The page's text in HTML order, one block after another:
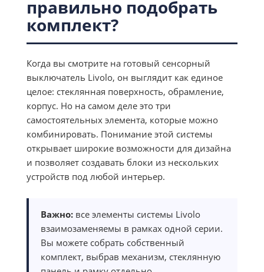
правильно подобрать
комплект?
Когда вы смотрите на готовый сенсорный
выключатель Livolo, он выглядит как единое
целое: стеклянная поверхность, обрамление,
корпус. Но на самом деле это три
самостоятельных элемента, которые можно
комбинировать. Понимание этой системы
открывает широкие возможности для дизайна
и позволяет создавать блоки из нескольких
устройств под любой интерьер.
Важно: все элементы системы Livolo
взаимозаменяемы в рамках одной серии.
Вы можете собрать собственный
комплект, выбрав механизм, стеклянную